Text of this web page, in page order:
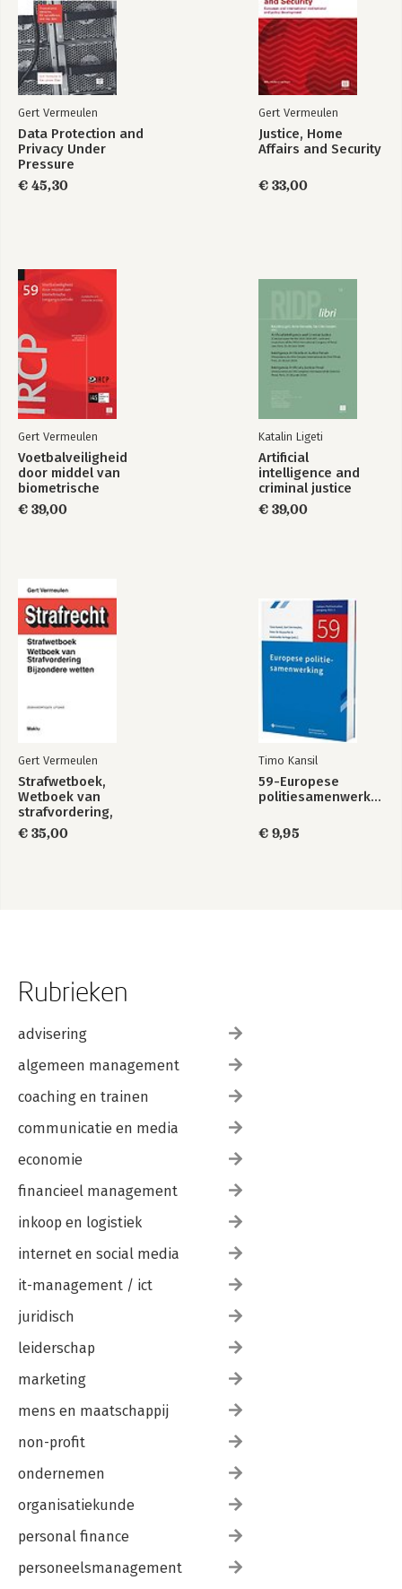
Bekijk alle boeken
Gert Vermeulen
Data Protection and
Privacy Under
Pressure
€ 45,30
Gert Vermeulen
Justice, Home
Affairs and Security
€ 33,00
Gert Vermeulen
Voetbalveiligheid
door middel van
biometrische
toegangscontrole
€ 39,00
Katalin Ligeti
Artificial
intelligence and
criminal justice
€ 39,00
Gert Vermeulen
Strafwetboek,
Wetboek van
strafvordering,
Bijzondere wetten
€ 35,00
Timo Kansil
59-Europese
politiesamenwerking
€ 9,95
Rubrieken
advisering
algemeen management
coaching en trainen
communicatie en media
economie
financieel management
inkoop en logistiek
internet en social media
it-management / ict
juridisch
leiderschap
marketing
mens en maatschappij
non-profit
ondernemen
organisatiekunde
personal finance
personeelsmanagement